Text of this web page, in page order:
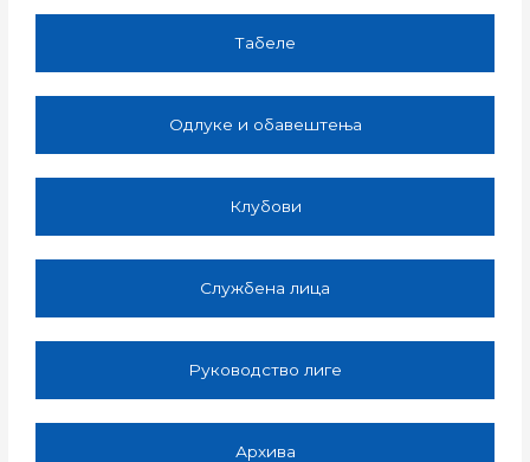
Табеле
Одлуке и обавештења
Клубови
Службена лица
Руководство лиге
Архива